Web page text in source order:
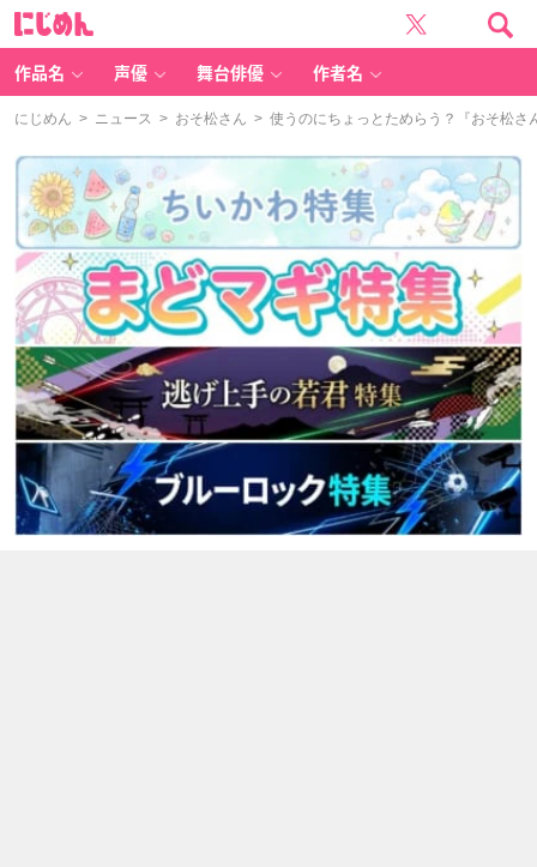
作品名 声優 舞台俳優 作者名
にじめん > ニュース > おそ松さん > 使うのにちょっとためらう？『おそ松さ